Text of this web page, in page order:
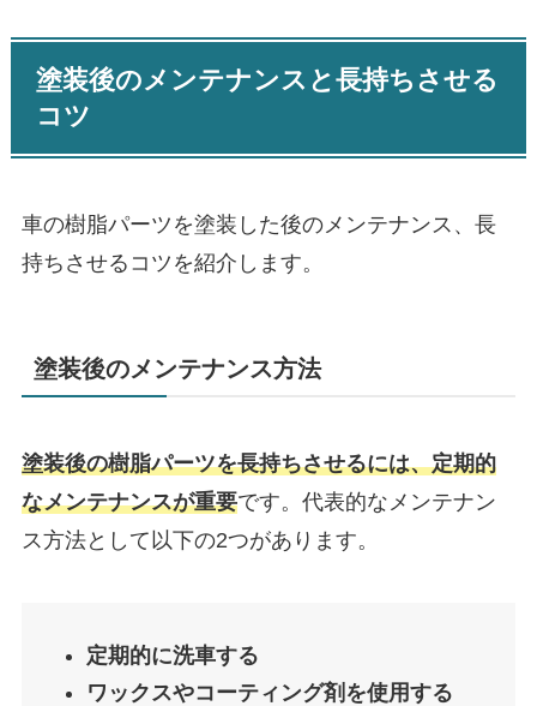
塗装後のメンテナンスと長持ちさせる
コツ
車の樹脂パーツを塗装した後のメンテナンス、長
持ちさせるコツを紹介します。
塗装後のメンテナンス方法
塗装後の樹脂パーツを長持ちさせるには、定期的
なメンテナンスが重要です。 代表的なメンテナン
ス方法として以下の2つがあります。
定期的に洗車する
ワックスやコーティング剤を使用する